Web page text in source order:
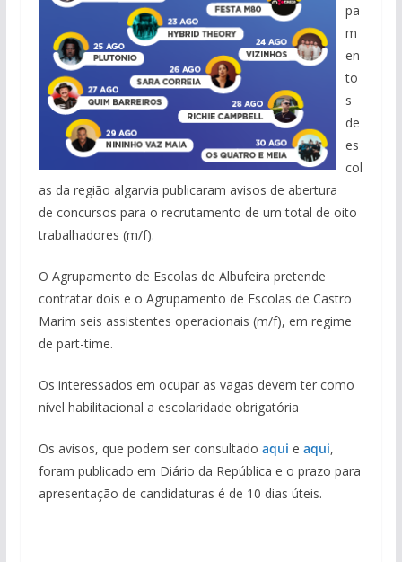
pa
m
en
to
s
de
es
col
as da região algarvia publicaram avisos de abertura
de concursos para o recrutamento de um total de oito
trabalhadores (m/f).
O Agrupamento de Escolas de Albufeira pretende
contratar dois e o Agrupamento de Escolas de Castro
Marim seis assistentes operacionais (m/f), em regime
de part-time.
Os interessados em ocupar as vagas devem ter como
nível habilitacional a escolaridade obrigatória
Os avisos, que podem ser consultado aqui e aqui,
foram publicado em Diário da República e o prazo para
apresentação de candidaturas é de 10 dias úteis.